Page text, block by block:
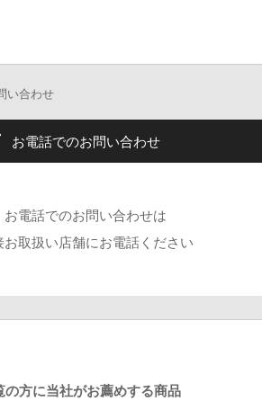
です。
ORISコーナーのリニューア
ナチュラルウッドを基調とした最新のORIS
るほか、国内では銀座の直営ブティック以
い合わせ
お電話でのお問い合わせ
お電話でのお問い合わせは
お取扱い店舗にお電話ください
方に当社がお薦めする商品